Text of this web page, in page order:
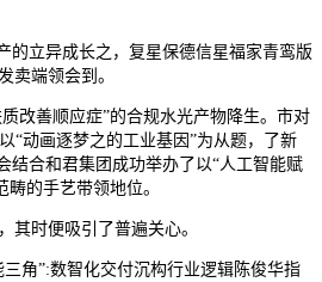
立异成长之，复星保德信星福家青鸾版
卖端领会到。
改善顺应症”的合规水光产物降生。市对
“动画逐梦之的工业基因”为从题，了新
结合和君集团成功举办了以“人工智能赋
的手艺带领地位。
时便吸引了普遍关心。
角”:数智化交付沉构行业逻辑陈俊华指